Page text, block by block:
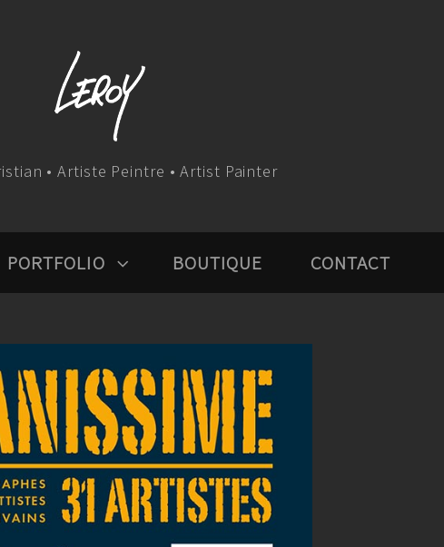
• Artiste Peintre • Artist Painter
PORTFOLIO BOUTIQUE CONTACT